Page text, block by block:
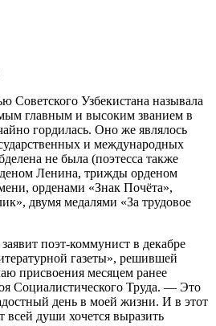
Советского Узбекистана называла
главным и высоким званием в
гордилась. Оно же являлось
и международных
не была (поэтесса также
Ленина, трижды орденом
орденами «Знак Почёта»,
двумя медалями «За трудовое
поэт-коммунист в декабре
газеты», решившей
присвоения месяцем ранее
Социалистического Труда. — Это
день в моей жизни. И в этот
души хочется выразить